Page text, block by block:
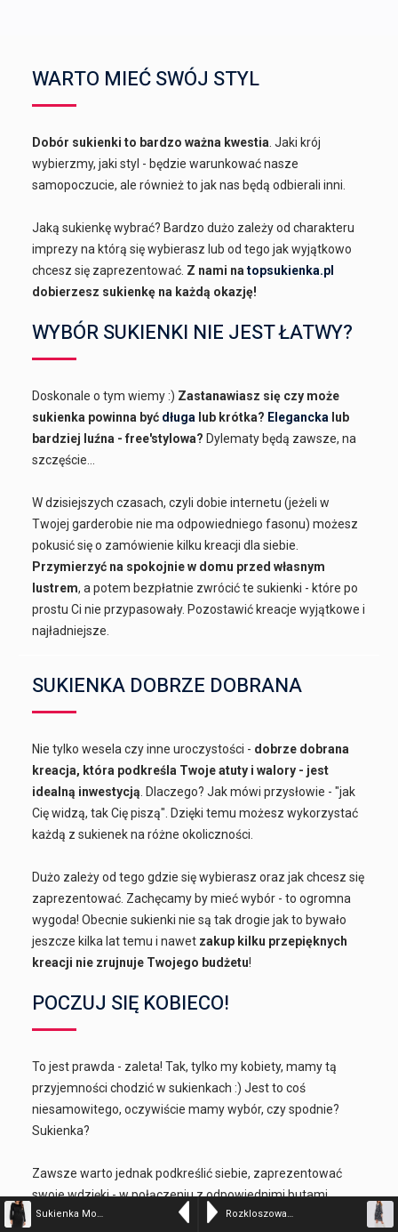
Sukienka Model A551 Black – awama Rozkloszowana sukienka w roślinny wzór
WARTO MIEĆ SWÓJ STYL
Dobór sukienki to bardzo ważna kwestia . Jaki krój
wybierzmy, jaki styl - będzie warunkować nasze
samopoczucie, ale również to jak nas będą odbierali inni.
Jaką sukienkę wybrać? Bardzo dużo zależy od charakteru
imprezy na którą się wybierasz lub od tego jak wyjątkowo
chcesz się zaprezentować. Z nami natopsukienka.pl
dobierzesz sukienkę na każdą okazję!
WYBÓR SUKIENKI NIE JEST ŁATWY?
Doskonale o tym wiemy :) Zastanawiasz się czy może
sukienka powinna być długa lub krótka? Elegancka lub
bardziej luźna - free'stylowa? Dylematy będą zawsze, na
szczęście...
W dzisiejszych czasach, czyli dobie internetu (jeżeli w
Twojej garderobie nie ma odpowiedniego fasonu) możesz
pokusić się o zamówienie kilku kreacji dla siebie.
Przymierzyć na spokojnie w domu przed własnym
lustrem, a potem bezpłatnie zwrócić te sukienki - które po
prostu Ci nie przypasowały. Pozostawić kreacje wyjątkowe i
najładniejsze.
SUKIENKA DOBRZE DOBRANA
Nie tylko wesela czy inne uroczystości - dobrze dobrana
kreacja, która podkreśla Twoje atuty i walory - jest
idealną inwestycją . Dlaczego? Jak mówi przysłowie - "jak
Cię widzą, tak Cię piszą". Dzięki temu możesz wykorzystać
każdą z sukienek na różne okoliczności.
Dużo zależy od tego gdzie się wybierasz oraz jak chcesz się
zaprezentować. Zachęcamy by mieć wybór - to ogromna
wygoda! Obecnie sukienki nie są tak drogie jak to bywało
jeszcze kilka lat temu i nawet zakup kilku przepięknych
kreacji nie zrujnuje Twojego budżetu!
POCZUJ SIĘ KOBIECO!
To jest prawda - zaleta! Tak, tylko my kobiety, mamy tą
przyjemności chodzić w sukienkach :) Jest to coś
niesamowitego, oczywiście mamy wybór, czy spodnie?
Sukienka?
Zawsze warto jednak podkreślić siebie, zaprezentować
swoje wdzięki - w połączeniu z odpowiednimi butami,
makijażem oraz fryzurą można uczynić cuda.Wygląd to